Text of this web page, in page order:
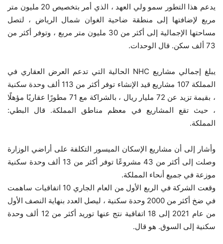
يدعم هذا التطور سمو ولي العهد ، الذي أمر بتخصيص 20 مليون متر
مربع لإضافتها إلى منطقة ضاحية الغوان شمال الرياض ، لتصل
مساحتها الإجمالية إلى أكثر من 30 مليون متر مربع ، وتوفر أكثر من
73 ألف سكن. قال الوحدات.
يبلغ إجمالي مشاريع NHC الحالية التي تدعم العرض العقاري في
المملكة 107 مشاريع قيد الإنشاء توفر أكثر من 113 ألف وحدة سكنية
، بقيمة تزيد عن 72 مليار ريال ، بالشراكة مع 71 مطورًا عقاريًا مؤهلًا
، حيث تقع المشاريع في معظم مناطق المملكة. قال البطي:
المملكة.
وأشار إلى أن مشاريع الإسكان الميسور التكلفة على أراضي الوزارة
وصلت إلى أكثر من 43 مشروعًا توفر أكثر من 13 ألف وحدة سكنية
موزعة في جميع أنحاء المملكة.
وقعت الشركة في الربع الأول من العام الجاري 10 اتفاقيات ساهمت
في ضخ أكثر من 2000 وحدة سكنية ، ليصل العدد بنهاية النصف الأول
من عام 2021 إلى 18 اتفاقية نتج عنها توريد أكثر من 12 ألف وحدة
سكنية إلى السوق. هو قال.